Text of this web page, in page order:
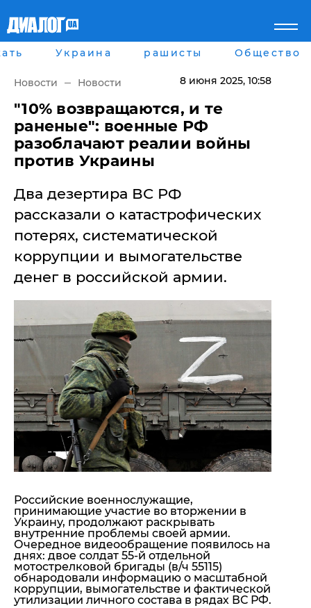
Главная
рассея
Мир
Беларусь
Военное обозрение
Наука и Техника
Экономика
Блоги
Шоу-биз
Здоровье
Спорт
Культура
Города
Харьков
Днепр
Львов
Крыму
"ДНР"
"ЛНР"
Оккупация Крыма
Новости Крыма
Донбасс
Армия Украины
Помощь проекту
Стиль Диалога
Шоу-биз
Культура
Общество
Пресс-релизы
Пресс-релизы
Авторское
Мнение
Украина рашисты Общество
Новости Новости 8 июня 2025, 10:58
​"10% возвращаются, и те
раненые": военные РФ
разоблачают реалии войны
против Украины
Два дезертира ВС РФ
рассказали о катастрофических
потерях, систематической
коррупции и вымогательстве
денег в российской армии.
Российские военнослужащие,
принимающие участие во вторжении в
Украину, продолжают раскрывать
внутренние проблемы своей армии.
Очередное видеообращение появилось на
днях: двое солдат 55-й отдельной
мотострелковой бригады (в/ч 55115)
обнародовали информацию о масштабной
коррупции, вымогательстве и фактической
утилизации личного состава в рядах ВС РФ.